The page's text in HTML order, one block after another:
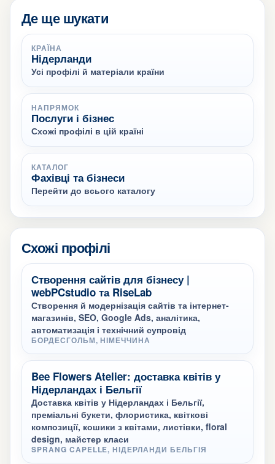
Де ще шукати
КРАЇНА
Нідерланди
Усі профілі й матеріали країни
НАПРЯМОК
Послуги і бізнес
Схожі профілі в цій країні
КАТАЛОГ
Фахівці та бізнеси
Перейти до всього каталогу
Схожі профілі
Створення сайтів для бізнесу |
webPCstudio та RiseLab
Створення й модернізація сайтів та інтернет-
магазинів, SEO, Google Ads, аналітика,
автоматизація і технічний супровід
БОРДЕСГОЛЬМ, НІМЕЧЧИНА
Bee Flowers Atelier: доставка квітів у
Нідерландах і Бельгії
Доставка квітів у Нідерландах і Бельгії,
преміальні букети, флористика, квіткові
композиції, кошики з квітами, листівки, floral
design, майстер класи
SPRANG CAPELLE, НІДЕРЛАНДИ БЕЛЬГІЯ